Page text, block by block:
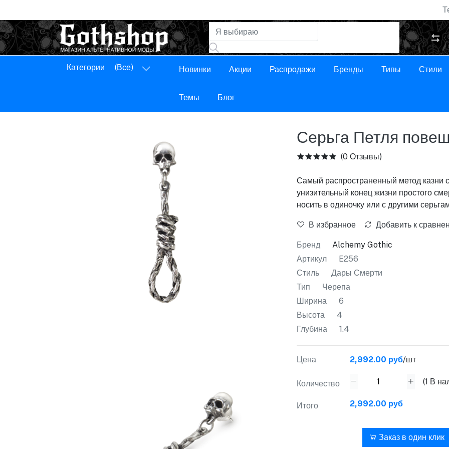
Панель управления
Категории (Все) Новинки Акции Распродажи Бренды Типы Стили
Темы Блог
Серьга Петля
(0 Отзывы)
Самый распространенный метод казни
унизительный конец жизни простого
носить в одиночку или с другими
В избранное Добавить к
Бренд
Alchemy Gothic
Артикул
E256
Стиль
Дары Смерти
Тип
Черепа
Ширина
6
Высота
4
Глубина
1.4
Цена 2,992.00 руб/шт
Количество (1 В
Итого 2,992.00 руб
Заказ в один клик